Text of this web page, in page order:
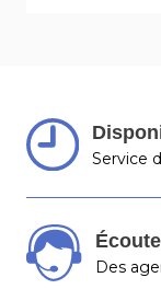
Service
Des